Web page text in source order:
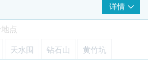
电客户预约身体检查的时间及地点。
划有效期为1年，客户必须于1年内
期起计) 接受有关检查，客户需提前
检查，逾期作废。
详情
点
天水围 钻石山 黄竹坑